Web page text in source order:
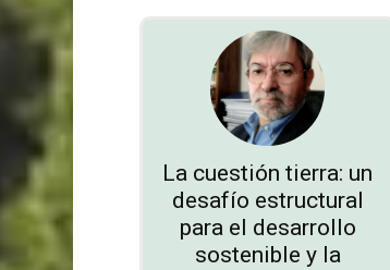
La cuestión tierra: un
desafío estructural
para el desarrollo
sostenible y la